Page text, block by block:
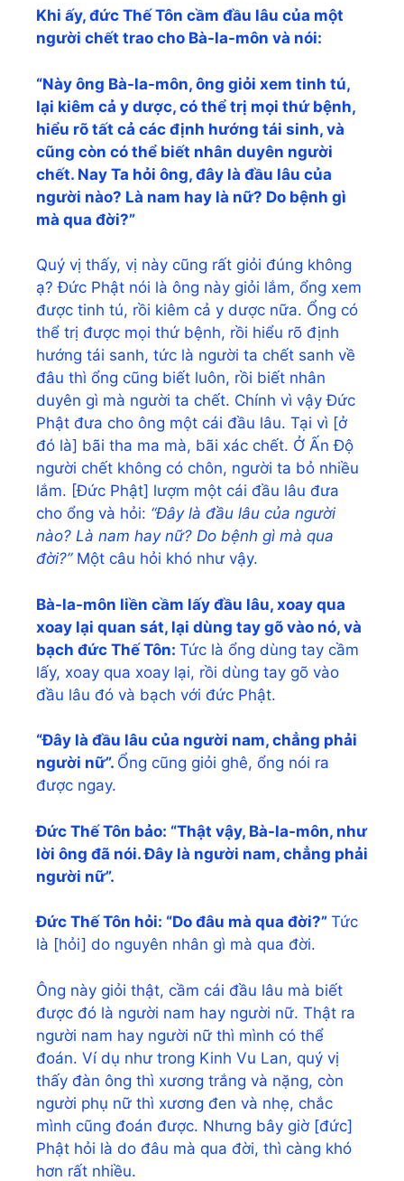
Khi ấy, đức Thế Tôn cầm đầu lâu của một
người chết trao cho Bà-la-môn và nói:
“Này ông Bà-la-môn, ông giỏi xem tinh tú,
lại kiêm cả y dược, có thể trị mọi thứ bệnh,
hiểu rõ tất cả các định hướng tái sinh, và
cũng còn có thể biết nhân duyên người
chết. Nay Ta hỏi ông, đây là đầu lâu của
người nào? Là nam hay là nữ? Do bệnh gì
mà qua đời?”
Quý vị thấy, vị này cũng rất giỏi đúng không
ạ? Đức Phật nói là ông này giỏi lắm, ổng xem
được tinh tú, rồi kiêm cả y dược nữa. Ổng có
thể trị được mọi thứ bệnh, rồi hiểu rõ định
hướng tái sanh, tức là người ta chết sanh về
đâu thì ổng cũng biết luôn, rồi biết nhân
duyên gì mà người ta chết. Chính vì vậy Đức
Phật đưa cho ông một cái đầu lâu. Tại vì [ở
đó là] bãi tha ma mà, bãi xác chết. Ở Ấn Độ
người chết không có chôn, người ta bỏ nhiều
lắm. [Đức Phật] lượm một cái đầu lâu đưa
cho ổng và hỏi: “Đây là đầu lâu của người
nào? Là nam hay nữ? Do bệnh gì mà qua
đời?” Một câu hỏi khó như vậy.
Bà-la-môn liền cầm lấy đầu lâu, xoay qua
xoay lại quan sát, lại dùng tay gõ vào nó, và
bạch đức Thế Tôn: Tức là ổng dùng tay cầm
lấy, xoay qua xoay lại, rồi dùng tay gõ vào
đầu lâu đó và bạch với đức Phật.
“Đây là đầu lâu của người nam, chẳng phải
người nữ”. Ổng cũng giỏi ghê, ổng nói ra
được ngay.
Đức Thế Tôn bảo: “Thật vậy, Bà-la-môn, như
lời ông đã nói. Đây là người nam, chẳng phải
người nữ”.
Đức Thế Tôn hỏi: “Do đâu mà qua đời?” Tức
là [hỏi] do nguyên nhân gì mà qua đời.
Ông này giỏi thật, cầm cái đầu lâu mà biết
được đó là người nam hay người nữ. Thật ra
người nam hay người nữ thì mình có thể
đoán. Ví dụ như trong Kinh Vu Lan, quý vị
thấy đàn ông thì xương trắng và nặng, còn
người phụ nữ thì xương đen và nhẹ, chắc
mình cũng đoán được. Nhưng bây giờ [đức]
Phật hỏi là do đâu mà qua đời, thì càng khó
hơn rất nhiều.